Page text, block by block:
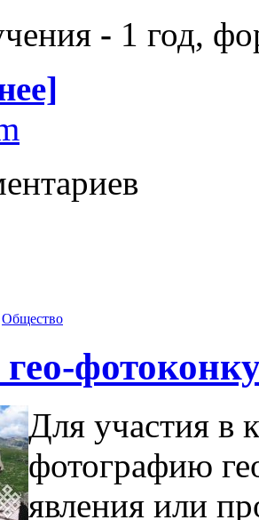
- 1 год,
Общество
Для участия в
фотографию
явления или